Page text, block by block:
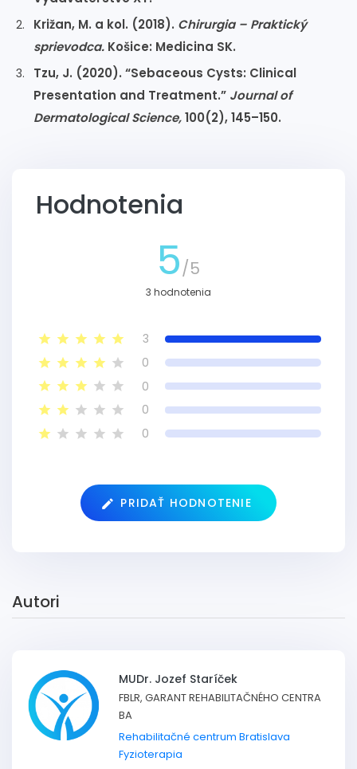
Križan, M. a kol. (2018). Chirurgia – Praktický
sprievodca. Košice: Medicina SK.
Tzu, J. (2020). “Sebaceous Cysts: Clinical
Presentation and Treatment.” Journal of
Dermatological Science,100(2), 145–150.
Hodnotenia
5/5
3 hodnotenia
3
0
0
0
0
PRIDAŤ HODNOTENIE
Autori
MUDr. Jozef Staríček
FBLR, GARANT REHABILITAČNÉHO CENTRA
BA
Rehabilitačné centrum Bratislava
Fyzioterapia